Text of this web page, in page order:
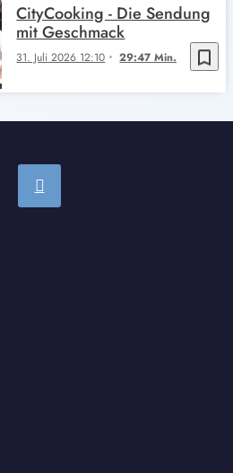
bookmark_border
31. Juli 2026 12:10 29:47 Min.
CityCooking - Die Sendung
mit Geschmack